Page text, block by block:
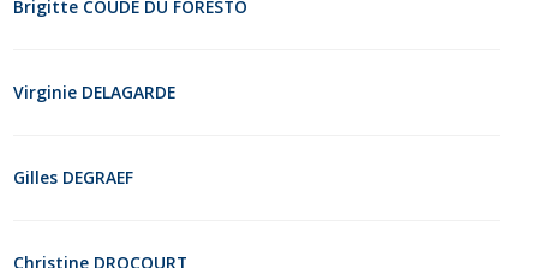
Brigitte COUDE DU FORESTO
Virginie DELAGARDE
Gilles DEGRAEF
Christine DROCOURT